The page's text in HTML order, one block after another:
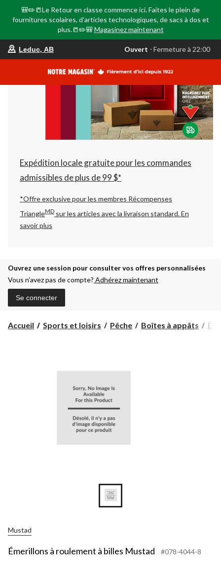
🎒✏️📒Le Retour en classe commence ici. Faites le plein de
fournitures scolaires, d'articles technologiques, de sacs à dos et
plus.📒✏️🎒 Magasinez maintenant
votre
est
AB,
Ouvert,
Fermeture
à
22:00
changer
Leduc, AB Ouvert ⋅ Fermeture à 22:00
Expédition locale gratuite pour les commandes
admissibles de plus de 99 $*
*Offre exclusive pour les membres Récompenses
TriangleMD sur les articles avec la livraison standard.En
savoir plus
Ouvrez une session pour consulter vos offres personnalisées
Vous n’avez pas de compte? Adhérez maintenant
Se connecter
Accueil Sports et loisirs Pêche Boîtes à appâts
Mustad
Émerillons à roulement à billes Mustad #078-4044-8